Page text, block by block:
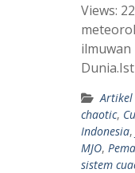
a
t
s
p
p
Views:
ilmuwan
chaotic,
Indonesia,
MJO,
sistem